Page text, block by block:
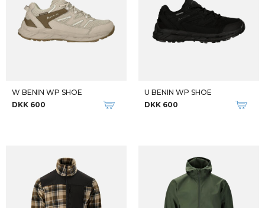
W BENIN WP SHOE
DKK 600
U BENIN WP SHOE
DKK 600